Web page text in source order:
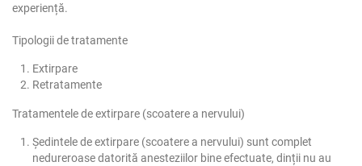
experiență.
Tipologii de tratamente
Extirpare
Retratamente
Tratamentele de extirpare (scoatere a nervului)
Ședintele de extirpare (scoatere a nervului) sunt complet
nedureroase datorită anesteziilor bine efectuate, dinții nu au